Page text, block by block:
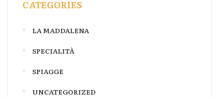
CATEGORIES
LA MADDALENA
SPECIALITÀ
SPIAGGE
UNCATEGORIZED